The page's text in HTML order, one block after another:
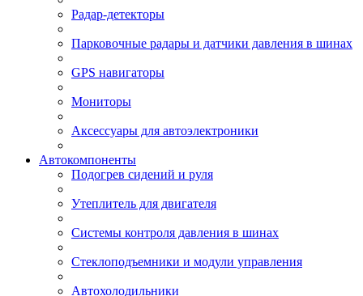
Радар-детекторы
Парковочные радары и датчики давления в шинах
GPS навигаторы
Мониторы
Аксессуары для автоэлектроники
Автокомпоненты
Подогрев сидений и руля
Утеплитель для двигателя
Системы контроля давления в шинах
Стеклоподъемники и модули управления
Автохолодильники